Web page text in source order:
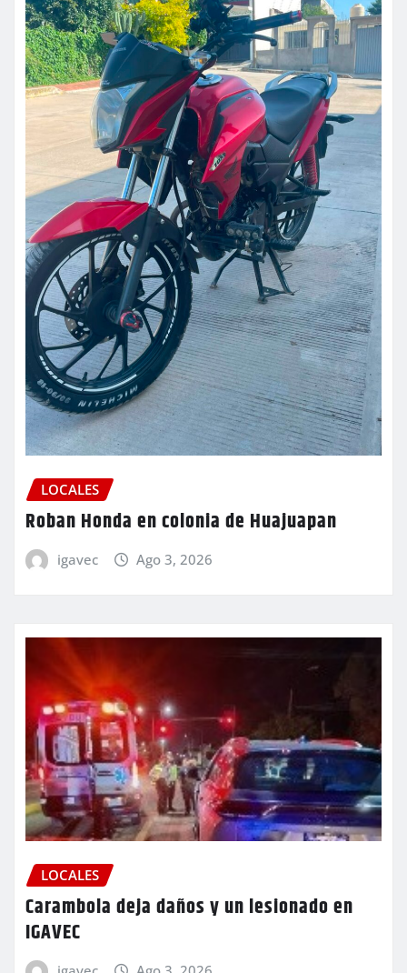
LOCALES
Roban Honda en colonia de Huajuapan
igavec Ago 3, 2026
LOCALES
Carambola deja daños y un lesionado en
IGAVEC